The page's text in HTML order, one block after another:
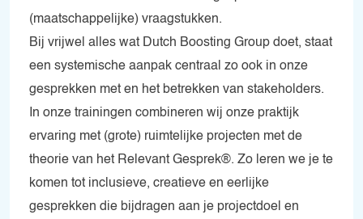
(maatschappelijke) vraagstukken.
Bij vrijwel alles wat Dutch Boosting Group doet, staat
een systemische aanpak centraal zo ook in onze
gesprekken met en het betrekken van stakeholders.
In onze trainingen combineren wij onze praktijk
ervaring met (grote) ruimtelijke projecten met de
theorie van het Relevant Gesprek®. Zo leren we je te
komen tot inclusieve, creatieve en eerlijke
gesprekken die bijdragen aan je projectdoel en